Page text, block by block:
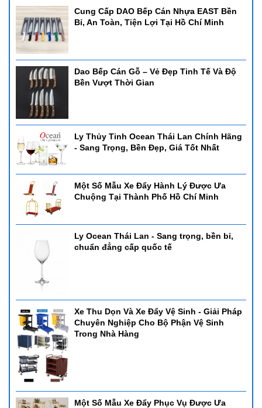
Cung Cấp DAO Bếp Cán Nhựa EAST Bền
Bỉ, An Toàn, Tiện Lợi Tại Hồ Chí Minh
Dao Bếp Cán Gỗ – Vẻ Đẹp Tinh Tế Và Độ
Bền Vượt Thời Gian
Ly Thủy Tinh Ocean Thái Lan Chính Hãng
- Sang Trọng, Bền Đẹp, Giá Tốt Nhất
Một Số Mẫu Xe Đẩy Hành Lý Được Ưa
Chuộng Tại Thành Phố Hồ Chí Minh
Ly Ocean Thái Lan - Sang trọng, bền bỉ,
chuẩn đẳng cấp quốc tế
Xe Thu Dọn Và Xe Đẩy Vệ Sinh - Giải Pháp
Chuyên Nghiệp Cho Bộ Phận Vệ Sinh
Trong Nhà Hàng
Một Số Mẫu Xe Đẩy Phục Vụ Được Ưa